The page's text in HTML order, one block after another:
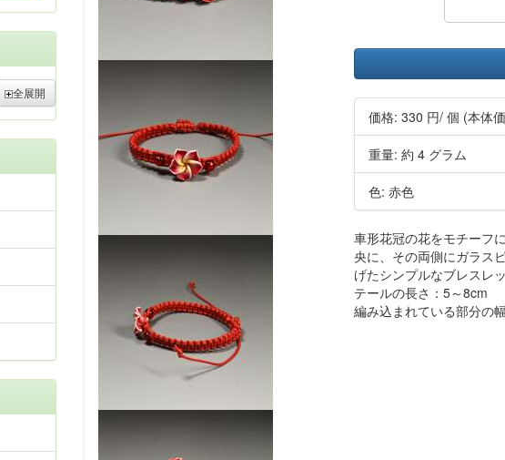
価格:330 円/ 個 (本体
重量: 約 4 グラム
色: 赤色
車形花冠の花をモチーフ
央に、その両側にガラス
げたシンプルなブレスレッ
テールの長さ：5～8cm
編み込まれている部分の
全展開